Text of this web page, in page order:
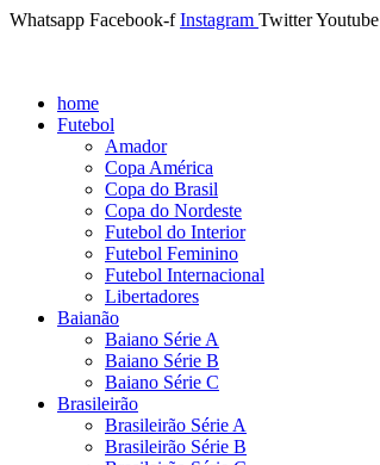
Whatsapp Facebook-f Instagram TwitterYoutube
home
Futebol
Amador
Copa América
Copa do Brasil
Copa do Nordeste
Futebol do Interior
Futebol Feminino
Futebol Internacional
Libertadores
Baianão
Baiano Série A
Baiano Série B
Baiano Série C
Brasileirão
Brasileirão Série A
Brasileirão Série B